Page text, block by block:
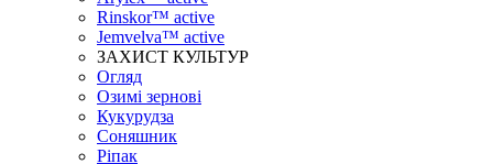
Rinskor™ active
Jemvelva™ active
ЗАХИСТ КУЛЬТУР
Огляд
Озимі зернові
Кукурудза
Соняшник
Ріпак